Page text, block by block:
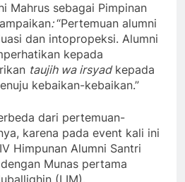
Mahrus sebagai Pimpinan
:“Pertemuan alumni
dan intopropeksi. Alumni
kepada
taujih wa irsyadkepada
kebaikan-kebaikan.”
dari pertemuan-
karena pada event kali ini
Himpunan Alumni Santri
Munas pertama